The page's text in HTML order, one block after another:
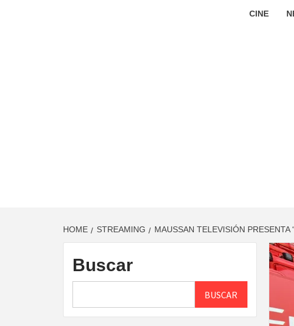
CINE
HOME STREAMING MAUSSAN TELEVISIÓN
Buscar
BUSCAR